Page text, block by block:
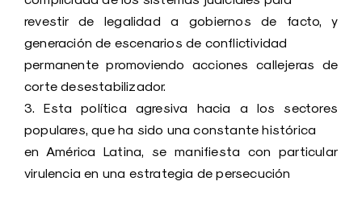
revestir de legalidad a gobiernos de facto, y
generación de escenarios de conflictividad
permanente promoviendo acciones callejeras de
corte desestabilizador.
3. Esta política agresiva hacia a los sectores
populares, que ha sido una constante histórica
en América Latina, se manifiesta con particular
virulencia en una estrategia de persecución